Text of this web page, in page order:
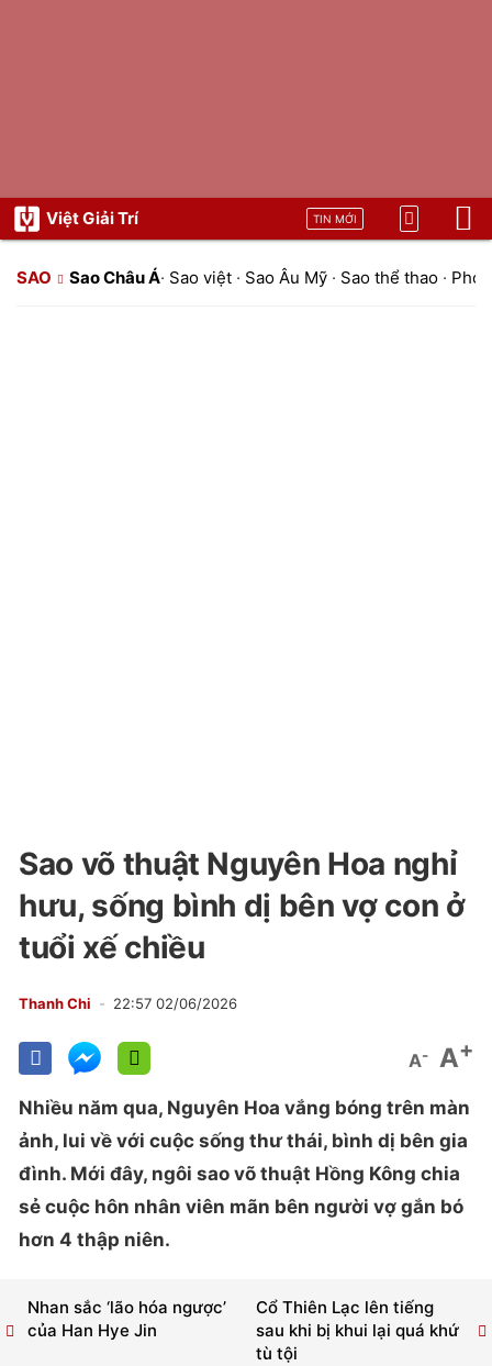
Việt Giải Trí TIN MỚI
SAO Sao Châu Á· Sao việt · Sao Âu Mỹ · Sao thể thao ·
Sao võ thuật Nguyên Hoa nghỉ
hưu, sống bình dị bên vợ con ở
tuổi xế chiều
Thanh Chi 22:57 02/06/2026
A- A+
Nhiều năm qua, Nguyên Hoa vắng bóng trên màn
ảnh, lui về với cuộc sống thư thái, bình dị bên gia
đình. Mới đây, ngôi sao võ thuật Hồng Kông chia
sẻ cuộc hôn nhân viên mãn bên người vợ gắn bó
hơn 4 thập niên.
Cổ Thiên Lạc lên tiếng
sau khi bị khui lại quá khứ
tù tội
Nhan sắc ‘lão hóa ngược’
của Han Hye Jin